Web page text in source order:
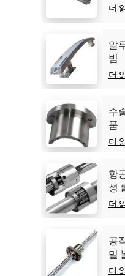
더
알
빔
더
수
품
더
항
성
더
공
밀
더